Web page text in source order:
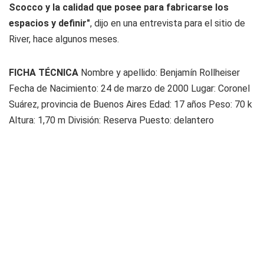
Scocco y la calidad que posee para fabricarse los
espacios y definir", dijo en una entrevista para el sitio de
River, hace algunos meses.
FICHA TÉCNICA Nombre y apellido: Benjamín Rollheiser
Fecha de Nacimiento: 24 de marzo de 2000 Lugar: Coronel
Suárez, provincia de Buenos Aires Edad: 17 años Peso: 70 k
Altura: 1,70 m División: Reserva Puesto: delantero